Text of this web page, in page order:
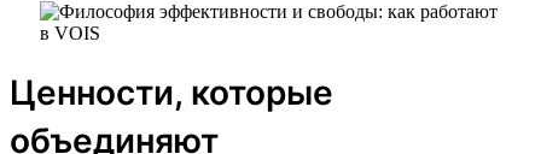
Ценности, которые
объединяют